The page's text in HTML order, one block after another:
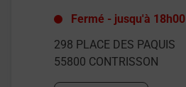
Fermé - jusqu'à 18h00
298 PLACE DES PAQUIS
55800 CONTRISSON